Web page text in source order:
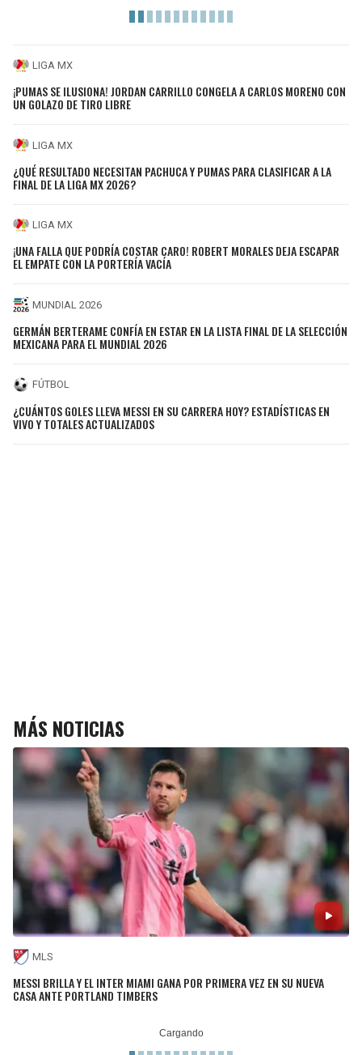
LIGA MX
¡PUMAS SE ILUSIONA! JORDAN CARRILLO CONGELA A CARLOS MORENO CON
UN GOLAZO DE TIRO LIBRE
LIGA MX
¿QUÉ RESULTADO NECESITAN PACHUCA Y PUMAS PARA CLASIFICAR A LA
FINAL DE LA LIGA MX 2026?
LIGA MX
¡UNA FALLA QUE PODRÍA COSTAR CARO! ROBERT MORALES DEJA ESCAPAR
EL EMPATE CON LA PORTERÍA VACÍA
MUNDIAL 2026
GERMÁN BERTERAME CONFÍA EN ESTAR EN LA LISTA FINAL DE LA SELECCIÓN
MEXICANA PARA EL MUNDIAL 2026
FÚTBOL
¿CUÁNTOS GOLES LLEVA MESSI EN SU CARRERA HOY? ESTADÍSTICAS EN
VIVO Y TOTALES ACTUALIZADOS
MÁS NOTICIAS
MLS
MESSI BRILLA Y EL INTER MIAMI GANA POR PRIMERA VEZ EN SU NUEVA
CASA ANTE PORTLAND TIMBERS